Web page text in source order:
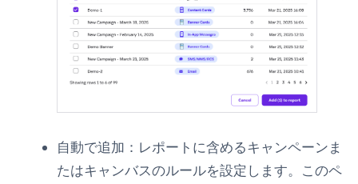
自動で追加： レポートに含めるキャンペーンま
たはキャンバスのルールを設定します。このペ